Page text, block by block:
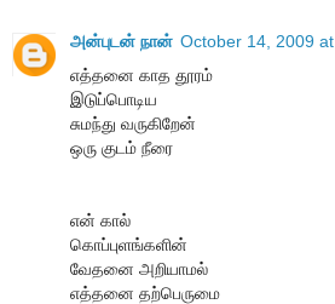
அன்புடன் நான் October 14, 2009
எத்தனை காத தூரம்
இடுப்பொடிய
சுமந்து வருகிறேன்
ஒரு குடம் நீரை
என் கால்
கொப்புளங்களின்
வேதனை அறியாமல்
எத்தனை தற்பெருமை